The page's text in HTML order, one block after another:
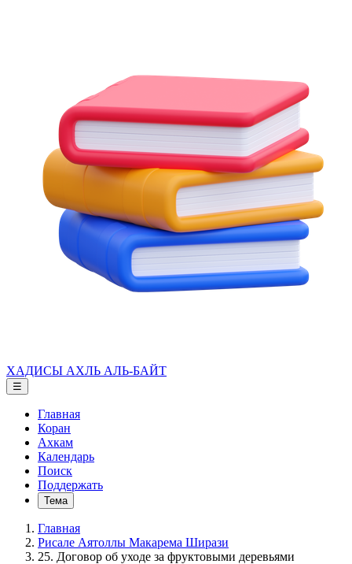
ХАДИСЫ АХЛЬ АЛЬ-БАЙТ
☰
Главная
Коран
Ахкам
Календарь
Поиск
Поддержать
Тема
Главная
Рисале Аятоллы Макарема Ширази
25. Договор об уходе за фруктовыми деревьями